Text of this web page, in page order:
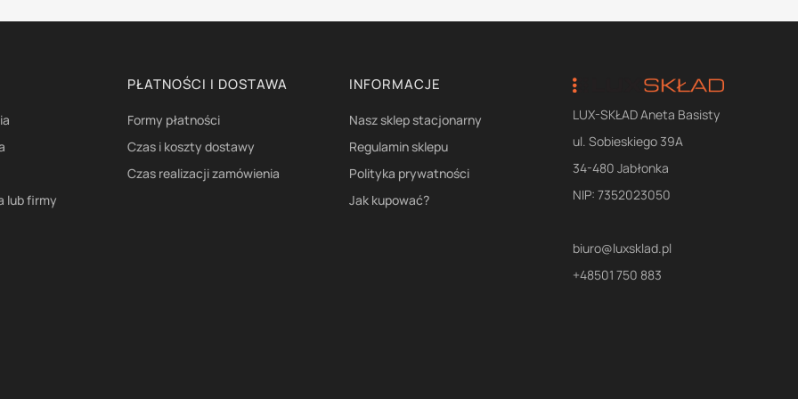
lub firmy
PŁATNOŚCI I DOSTAWA
Formy płatności
Czas i koszty dostawy
Czas realizacji zamówienia
INFORMACJE
Nasz sklep stacjonarny
Regulamin sklepu
Polityka prywatności
Jak kupować?
LUX-SKŁAD Aneta Basisty
ul. Sobieskiego 39A
34-480 Jabłonka
NIP: 7352023050
biuro@luxsklad.pl
+48501 750 883